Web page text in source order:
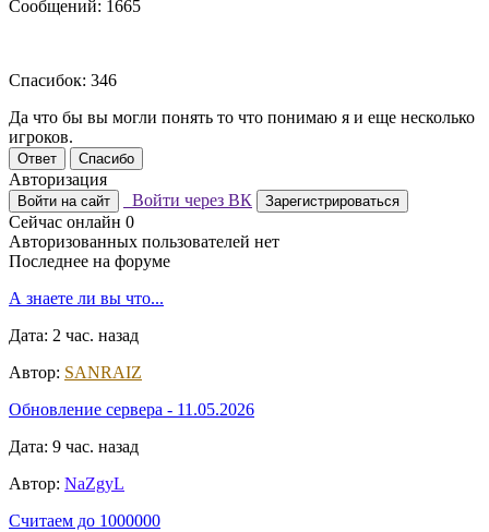
Сообщений: 1665
Спасибок: 346
Да что бы вы могли понять то что понимаю я и еще несколько
игроков.
Ответ Спасибо
Авторизация
Войти на сайт Войти через ВК Зарегистрироваться
Сейчас онлайн 0
Авторизованных пользователей нет
Последнее на форуме
А знаете ли вы что...
Дата: 2 час. назад
Автор: SANRAIZ
Обновление сервера - 11.05.2026
Дата: 9 час. назад
Автор: NaZgyL
Считаем до 1000000